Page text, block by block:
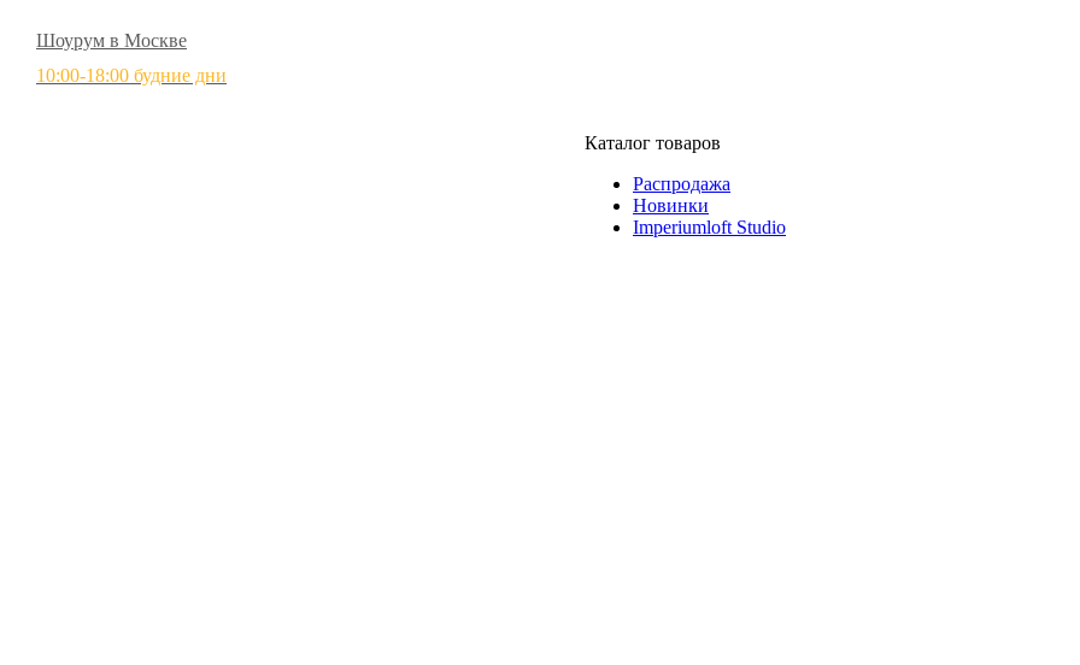
Шоурум в Москве
10:00-18:00 будние дни
Каталог товаров
Распродажа
Новинки
Imperiumloft Studio